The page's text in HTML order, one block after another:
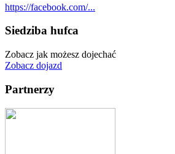
https://facebook.com/...
Siedziba hufca
Zobacz jak możesz dojechać
Zobacz dojazd
Partnerzy